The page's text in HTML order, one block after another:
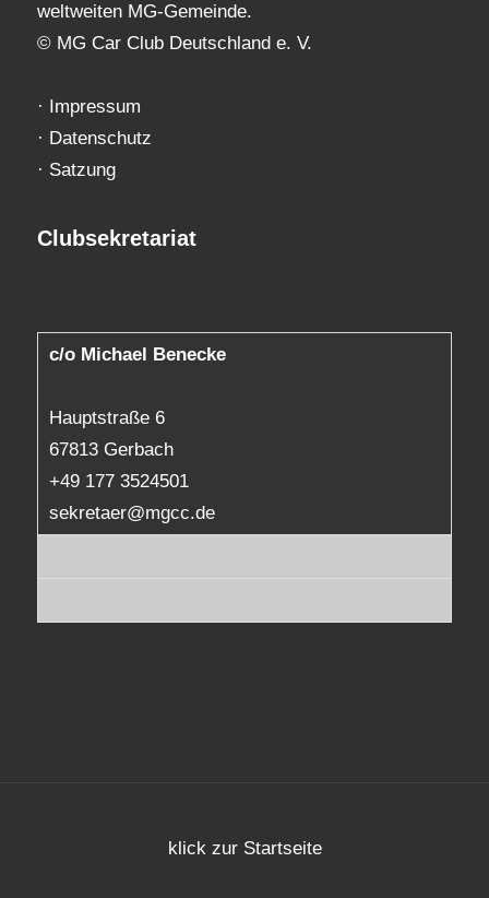
weltweiten MG-Gemeinde.
© MG Car Club Deutschland e. V.
·
Impressum
· Datenschutz
· Satzung
Clubsekretariat
c/o Michael Benecke
Hauptstraße 6
67813 Gerbach
+49 177 3524501
sekretaer@mgcc.de
klick zur Startseite